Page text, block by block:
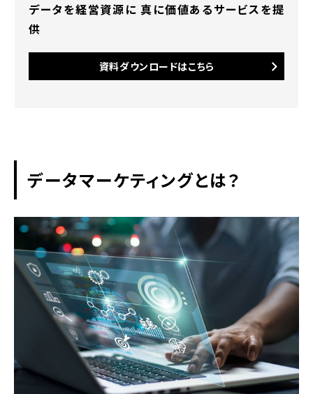
カスタマーエクスペリエンス（CX）の向
業務の属人化防止
自社で収集した1stパーティデータ
ータ
第三者による3rdパーティデータ
データマーケティングの進め方
目的の明確化
データの収集
データの分析
データを経営資源に 真に価値あるサービスを提
供
資料ダウンロードはこちら
データマーケティングとは？